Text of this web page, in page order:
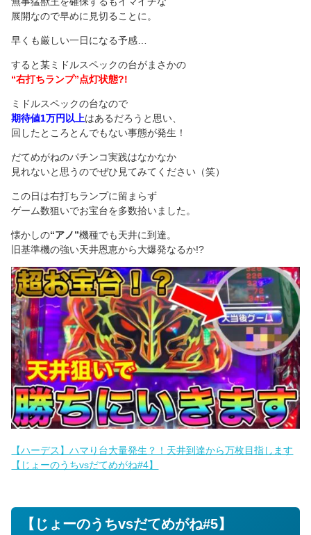
展開なので早めに見切ることに。
早くも厳しい一日になる予感…
すると某ミドルスペックの台がまさかの
“右打ちランプ”点灯状態?!
ミドルスペックの台なので
期待値1万円以上はあるだろうと思い、
回したところとんでもない事態が発生！
だてめがねのパチンコ実践はなかなか
見れないと思うのでぜひ見てみてください（笑）
この日は右打ちランプに留まらず
ゲーム数狙いでお宝台を多数拾いました。
懐かしの“アノ”機種でも天井に到達。
旧基準機の強い天井恩恵から大爆発なるか!?
【ハーデス】ハマり台大量発生？！天井到達から万枚目指します
【じょーのうちvsだてめがね#4】
【じょーのうちvsだてめがね#5】